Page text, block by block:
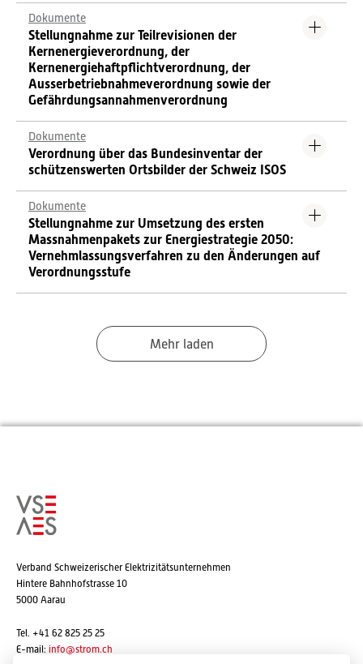
Dokumente
Stellungnahme zur Teilrevisionen der
Kernenergieverordnung, der
Kernenergiehaftpflichtverordnung, der
Ausserbetriebnahmeverordnung sowie der
Gefährdungsannahmenverordnung
Dokumente
Verordnung über das Bundesinventar der
schützenswerten Ortsbilder der Schweiz ISOS
Dokumente
Stellungnahme zur Umsetzung des ersten
Massnahmenpakets zur Energiestrategie 2050:
Vernehmlassungsverfahren zu den Änderungen auf
Verordnungsstufe
Mehr laden
Verband Schweizerischer Elektrizitätsunternehmen
Hintere Bahnhofstrasse 10
5000 Aarau
Tel. +41 62 825 25 25
E-mail: info@strom.ch